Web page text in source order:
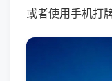
或者使用手机打